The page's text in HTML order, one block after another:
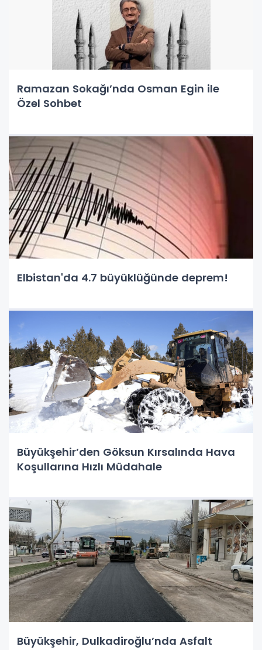
Ramazan Sokağı’nda Osman Egin ile
Özel Sohbet
Elbistan'da 4.7 büyüklüğünde deprem!
Büyükşehir’den Göksun Kırsalında Hava
Koşullarına Hızlı Müdahale
Büyükşehir, Dulkadiroğlu’nda Asfalt